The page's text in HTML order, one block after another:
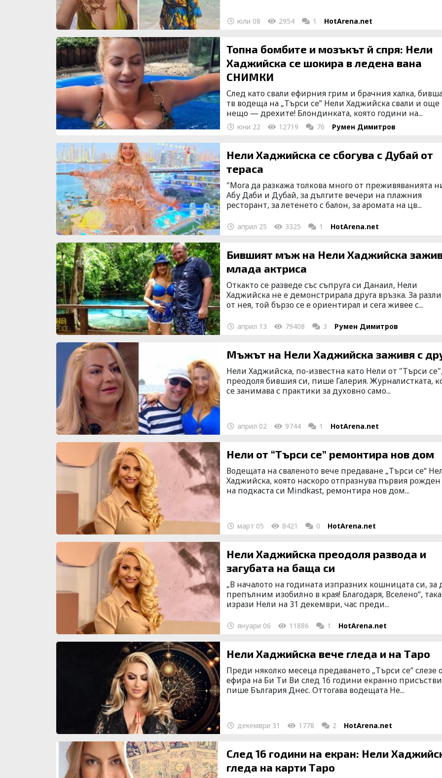
юли 08 2954 1 HotArena.net
Топна бомбите и мозъкът й спря: Нели
Хаджийска се шокира в ледена вана
СНИМКИ
След като свали ефирния грим и брачния халка,
тв водеща на „Търси се” Нели Хаджийска свали и още
нещо — дрехите! Блондинката, която години на...
юни 22 12719 76 Румен Димитров
Нели Хаджийска се сбогува с Дубай от
тераса
"Мога да разкажа толкова много от преживяванията
Абу Даби и Дубай, за дългите вечери на плажния
ресторант, за летенето с балон, за аромата на цв...
април 25 3325 1 HotArena.net
Бившият мъж на Нели Хаджийска заживя с
млада актриса
Откакто се разведе със съпруга си Данаил, Нели
Хаджийска не е демонстрирала друга връзка. За
от нея, той бързо се е ориентирал и сега живее с...
април 13 79408 3 Румен Димитров
Мъжът на Нели Хаджийска заживя с
Нели Хаджийска, по-известна като Нели от "Търси се",
преодоля бившия си, пише Галерия. Журналистката,
се занимава с практики за духовно само...
април 02 9744 1 HotArena.net
Нели от “Търси се” ремонтира нов дом
Водещата на сваленото вече предаване „Търси се“
Хаджийска, която наскоро отпразнува първия
на подкаста си Mindkast, ремонтира нов дом...
март 05 8421 0 HotArena.net
Нели Хаджийска преодоля развода и
загубата на баща си
„В началото на годината изпразних кошницата си, за
препълним изобилно в края! Благодаря, Вселено“,
изрази Нели на 31 декември, час преди...
януари 06 11886 1 HotArena.net
Нели Хаджийска вече гледа и на Таро
Преди няколко месеца предаването „Търси се“ слезе
ефира на Би Ти Ви след 16 години екранно
пише България Днес. Оттогава водещата Не...
декември 31 1778 2 HotArena.net
След 16 години на екран: Нели
гледа на карти Таро